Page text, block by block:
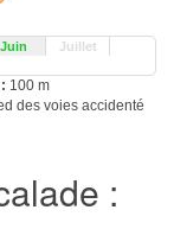
Juin
Juillet
100 m
des voies accidenté
: